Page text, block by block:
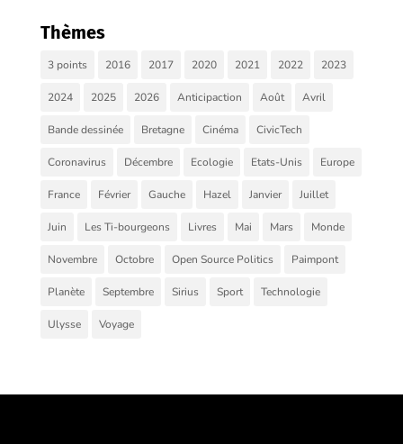
Thèmes
3 points 2016 2017 2020 2021 2022 2023
2024 2025 2026 Anticipaction Août Avril
Bande dessinée Bretagne Cinéma CivicTech
Coronavirus Décembre Ecologie Etats-Unis Europe
France Février Gauche Hazel Janvier Juillet
Juin Les Ti-bourgeons Livres Mai Mars Monde
Novembre Octobre Open Source Politics Paimpont
Planète Septembre Sirius Sport Technologie
Ulysse Voyage